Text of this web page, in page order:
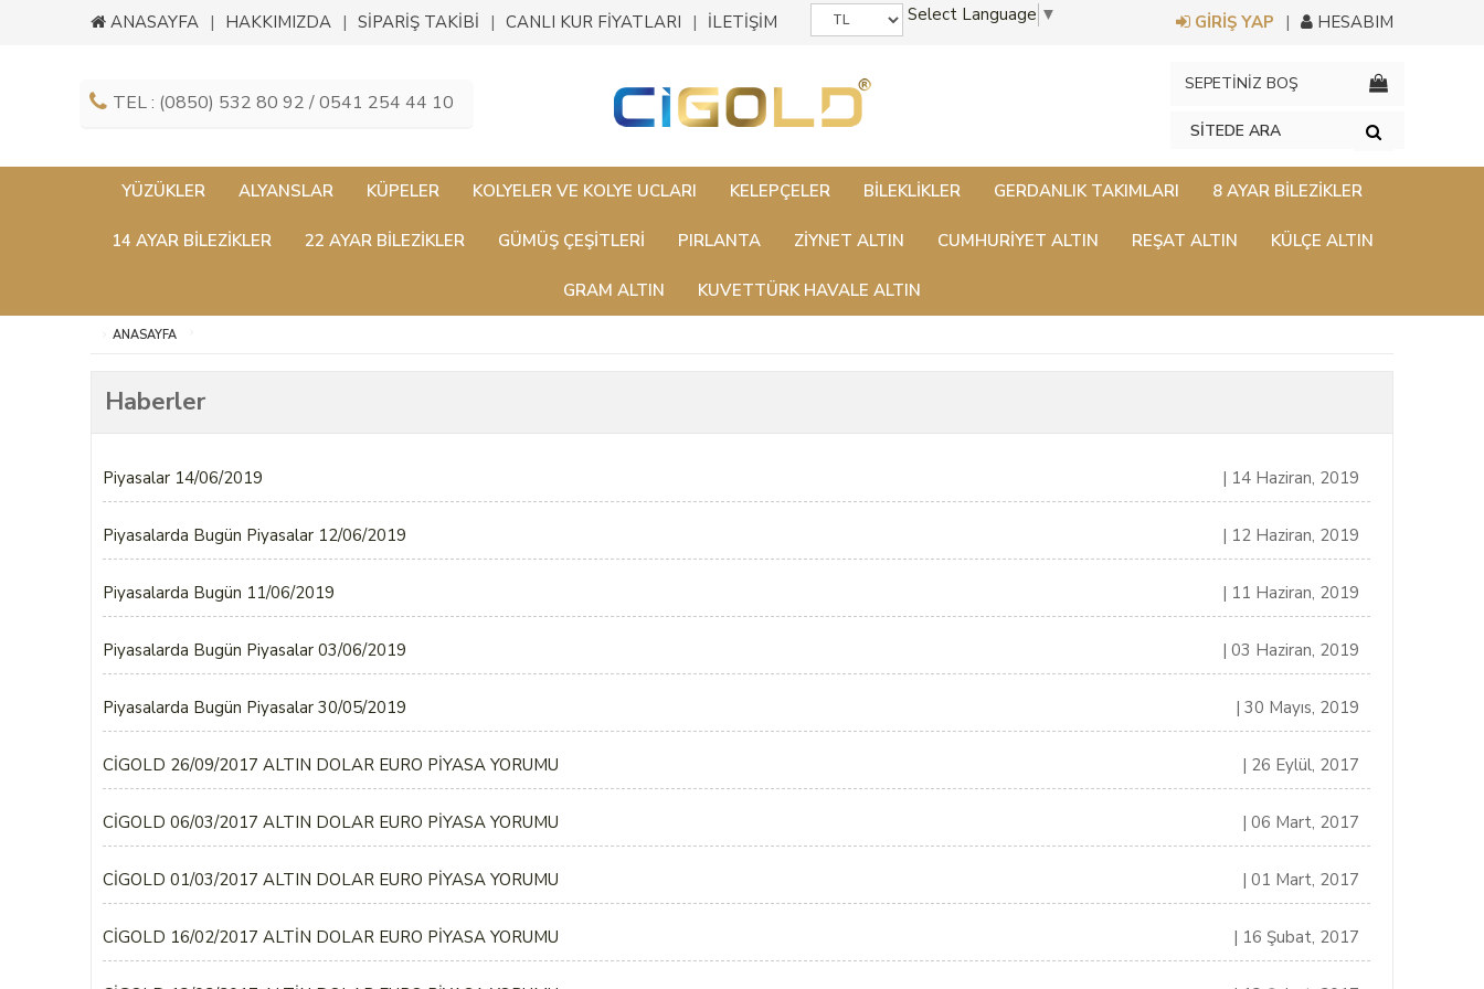
ANASAYFA HAKKIMIZDA SİPARİŞ TAKİBİ CANLI KUR FİYATLARI İLETİŞİM Select Language ▼ GİRİŞ YAP HESABIM
TEL : (0850) 532 80 92 / 0541 254 44 10
SEPETİNİZ BOŞ
YÜZÜKLER ALYANSLAR KÜPELER KOLYELER VE KOLYE UCLARI KELEPÇELER BILEKLIKLER GERDANLIK TAKIMLARI 8 AYAR BILEZIKLER
14 AYAR BILEZIKLER 22 AYAR BILEZIKLER GÜMÜŞ ÇEŞITLERI PIRLANTA ZİYNET ALTIN CUMHURİYET ALTIN REŞAT ALTIN KÜLÇE ALTIN
GRAM ALTIN KUVETTÜRK HAVALE ALTIN
ANASAYFA
Haberler
Piyasalar 14/06/2019 | 14 Haziran, 2019
Piyasalarda Bugün Piyasalar 12/06/2019 | 12 Haziran, 2019
Piyasalarda Bugün 11/06/2019 | 11 Haziran, 2019
Piyasalarda Bugün Piyasalar 03/06/2019 | 03 Haziran, 2019
Piyasalarda Bugün Piyasalar 30/05/2019 | 30 Mayıs, 2019
CİGOLD 26/09/2017 ALTIN DOLAR EURO PİYASA YORUMU | 26 Eylül, 2017
CİGOLD 06/03/2017 ALTIN DOLAR EURO PİYASA YORUMU | 06 Mart, 2017
CİGOLD 01/03/2017 ALTIN DOLAR EURO PİYASA YORUMU | 01 Mart, 2017
CİGOLD 16/02/2017 ALTİN DOLAR EURO PİYASA YORUMU | 16 Şubat, 2017